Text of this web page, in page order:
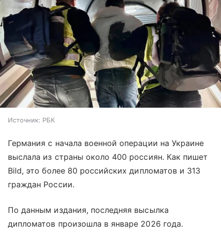
Источник: РБК
Германия с начала военной операции на Украине
выслала из страны около 400 россиян. Как пишет
Bild, это более 80 российских дипломатов и 313
граждан России.
По данным издания, последняя высылка
дипломатов произошла в январе 2026 года.